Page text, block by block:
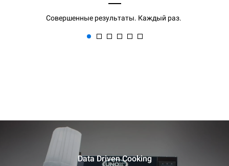
Совершенные результаты. Каждый раз.
Data Driven Cooking